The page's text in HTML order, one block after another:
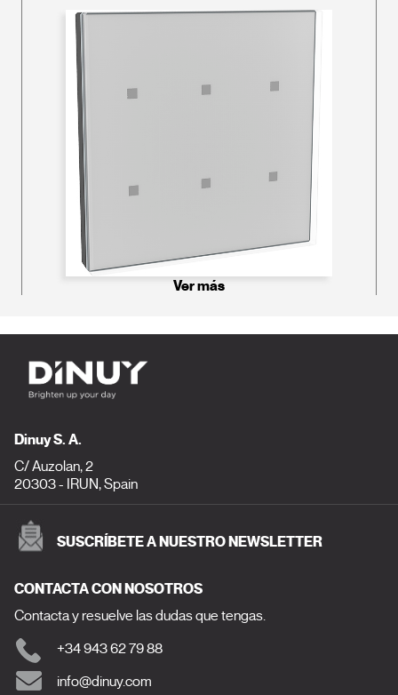
Ver más
Dinuy S. A.
C/ Auzolan, 2
20303 - IRUN, Spain
SUSCRÍBETE A NUESTRO NEWSLETTER
CONTACTA CON NOSOTROS
Contacta y resuelve las dudas que tengas.
+34 943 62 79 88
info@dinuy.com